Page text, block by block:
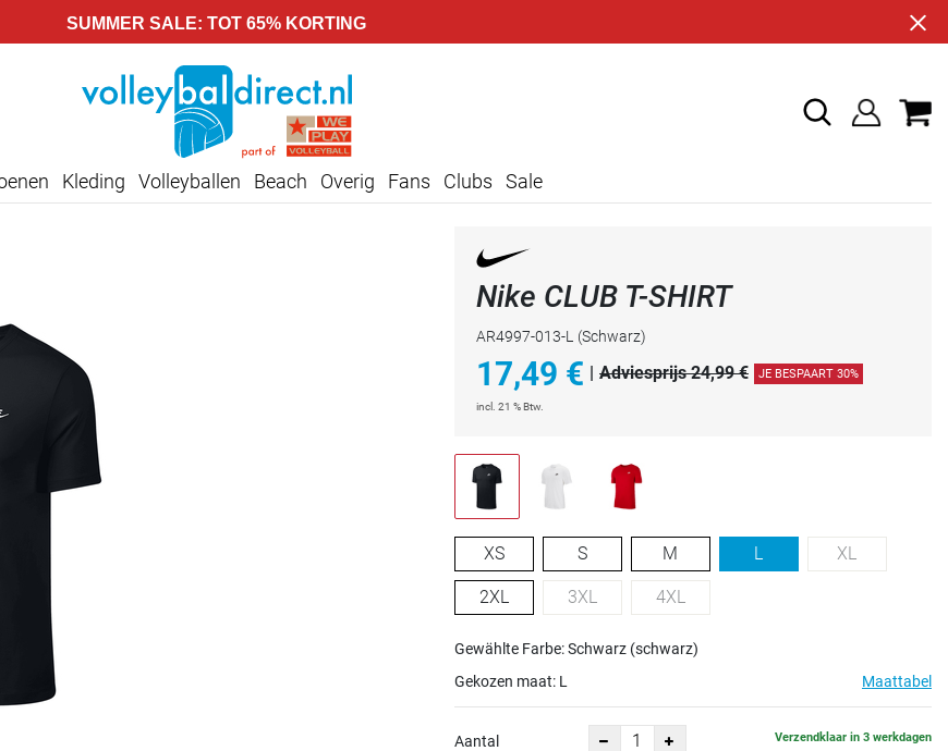
SUMMER SALE: TOT 65% KORTING
Kleding Volleyballen Beach Overig Fans Clubs Sale
Nike CLUB T-SHIRT
AR4997-013-L (Schwarz)
17,49 € Adviesprijs 24,99 € JE BESPAART 30%
incl. 21 % Btw.
XS S M L XL
2XL 3XL 4XL
Gewählte Farbe: Schwarz (schwarz)
Gekozen maat: L Maattabel
Aantal Verzendklaar in 3 werkdagen